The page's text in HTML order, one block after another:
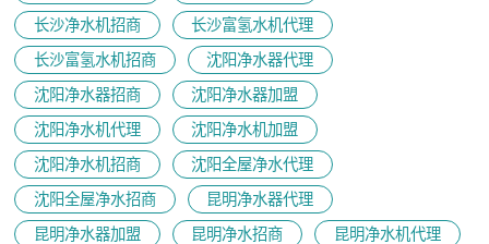
长沙净水机招商
长沙富氢水机代理
长沙富氢水机招商
沈阳净水器代理
沈阳净水器招商
沈阳净水器加盟
沈阳净水机代理
沈阳净水机加盟
沈阳净水机招商
沈阳全屋净水代理
沈阳全屋净水招商
昆明净水器代理
昆明净水器加盟
昆明净水招商
昆明净水机代理